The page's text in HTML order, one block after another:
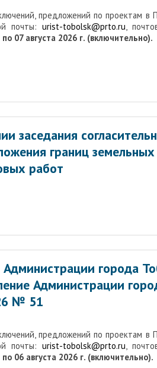
предложений по проектам
почты:urist-tobolsk@prto.ru,
по 07 августа 2026 г. (включительно).
заседания
границ
работ
города
Администрации
№ 51
предложений по проектам
почты:urist-tobolsk@prto.ru,
по 06 августа 2026 г. (включительно).